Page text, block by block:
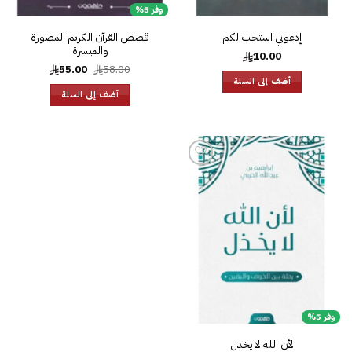
إدعوني استجب لكم
10.00
أضف إلى السلة
وفر 5%
قصص القرآن الكريم المصورة
والميسرة
58.00
السعر
الأصلي
هو:
58.00.
55.00 السعر
الحالي
هو: أضف إلى السلة
وفر 5%
إضافة
إلى
قائمة
لأن الله لا يخذل